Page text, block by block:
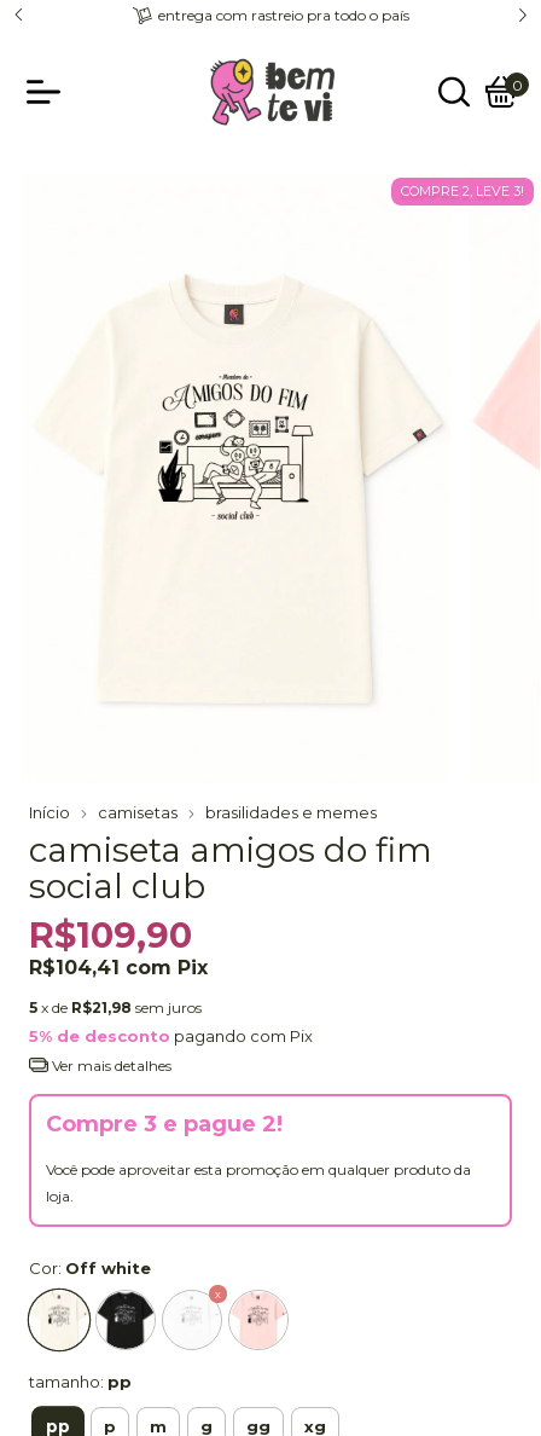
entrega com rastreio pra todo o país
0
COMPRE 2, LEVE 3!
Início camisetas brasilidades e memes
camiseta amigos do fim
social club
R$109,90
R$104,41 com Pix
5 x de R$21,98 sem juros
5% de desconto pagando com Pix
Ver mais detalhes
Compre 3 e pague 2!
Você pode aproveitar esta promoção em qualquer produto da
loja.
Cor: Off white
tamanho: pp
pp p m g gg xg